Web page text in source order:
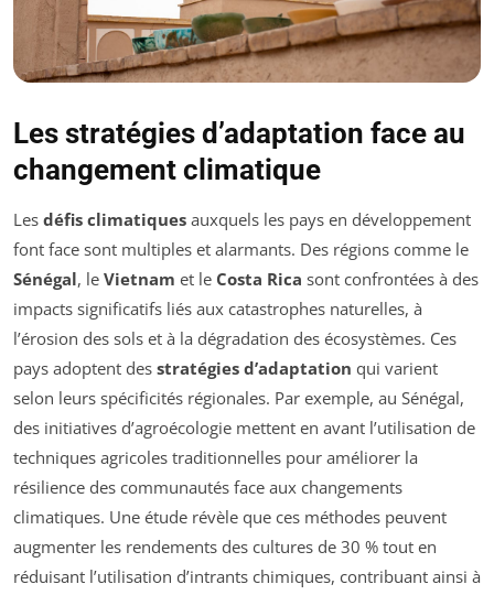
Les stratégies d’adaptation face au
changement climatique
Les défis climatiques auxquels les pays en développement
font face sont multiples et alarmants. Des régions comme le
Sénégal, le Vietnam et le Costa Rica sont confrontées à des
impacts significatifs liés aux catastrophes naturelles, à
l’érosion des sols et à la dégradation des écosystèmes. Ces
pays adoptent des stratégies d’adaptation qui varient
selon leurs spécificités régionales. Par exemple, au Sénégal,
des initiatives d’agroécologie mettent en avant l’utilisation de
techniques agricoles traditionnelles pour améliorer la
résilience des communautés face aux changements
climatiques. Une étude révèle que ces méthodes peuvent
augmenter les rendements des cultures de 30 % tout en
réduisant l’utilisation d’intrants chimiques, contribuant ainsi à